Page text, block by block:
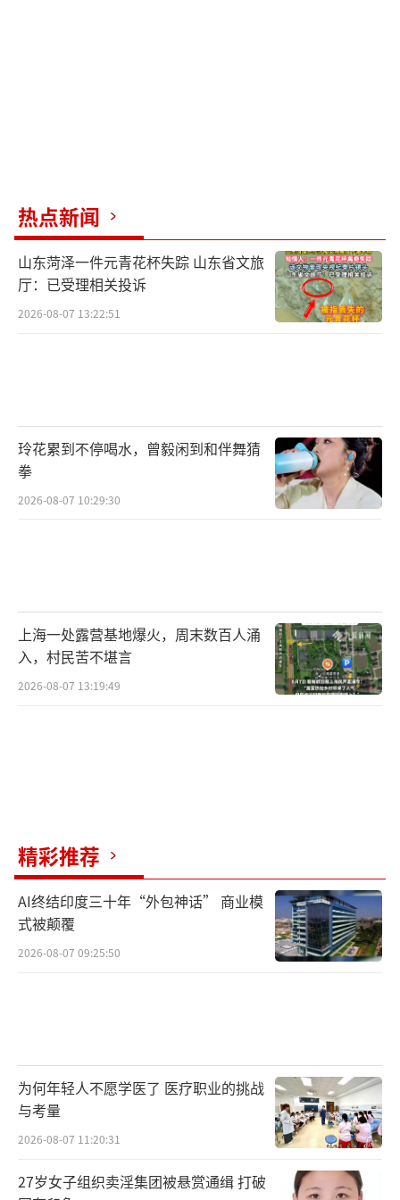
李楚源在担任广药集团和白云山领导期
间，因其杰出贡献，荣获了多项荣誉，包括201
7中国十大经济年度人物、2022中国医药经济年
度人物、中国双拥年度人物、广东省十大创新
人物和广东省十大经济风云人物等称号。（责任
热点新闻
山东菏泽一件元青花杯失踪 山东省文旅
厅：已受理相关投诉
2026-08-07 13:22:51
玲花累到不停喝水，曾毅闲到和伴舞猜
拳
2026-08-07 10:29:30
上海一处露营基地爆火，周末数百人涌
入，村民苦不堪言
2026-08-07 13:19:49
精彩推荐
AI终结印度三十年“外包神话” 商业模
式被颠覆
2026-08-07 09:25:50
为何年轻人不愿学医了 医疗职业的挑战
与考量
2026-08-07 11:20:31
27岁女子组织卖淫集团被悬赏通缉 打破